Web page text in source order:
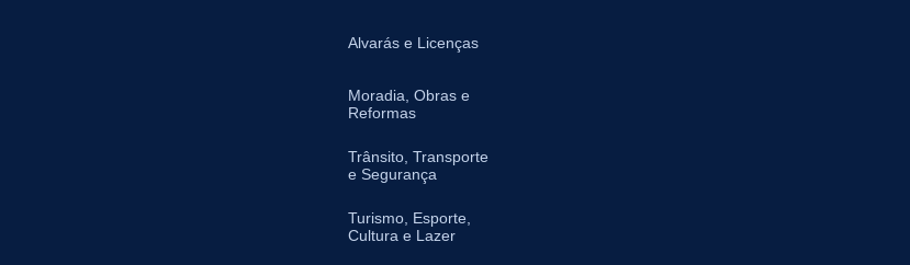
Alvarás e Licenças
Moradia, Obras e
Reformas
Trânsito, Transporte
e Segurança
Turismo, Esporte,
Cultura e Lazer